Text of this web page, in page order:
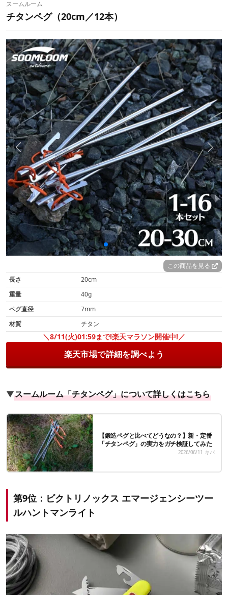
スームルーム
チタンペグ（20cm／12本）
この商品を見る
長さ
20cm
重量
40g
ペグ直径
7mm
材質
チタン
＼8/11(火)01:59まで!楽天マラソン開催中!／
楽天市場で詳細を調べよう
▼スームルーム「チタンペグ」について詳しくはこちら
【鍛造ペグと比べてどうなの？】新・定番
「チタンペグ」の実力をガチ検証してみた
2026/06/11 キバ
第9位：ビクトリノックス エマージェンシーツー
ルハントマンライト